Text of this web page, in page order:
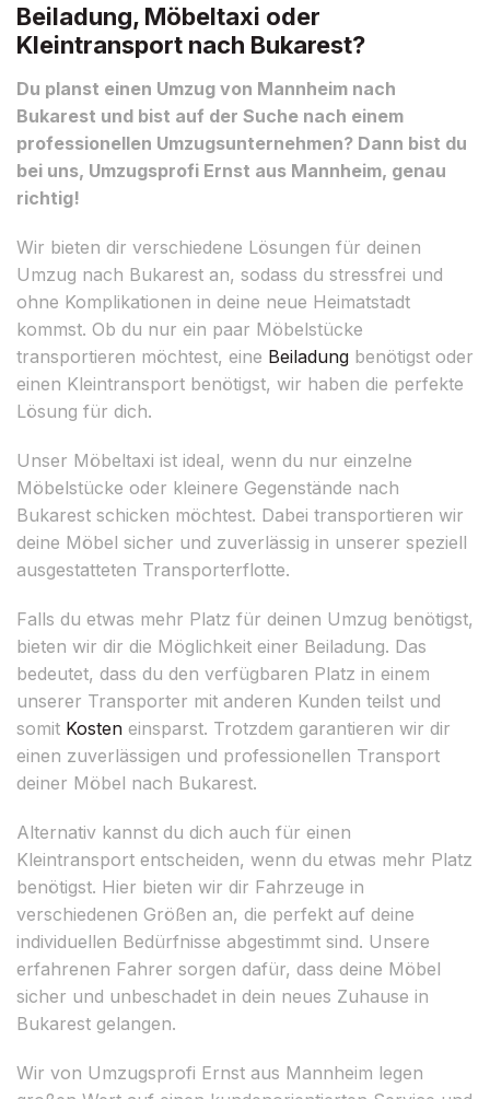
Beiladung, Möbeltaxi oder
Kleintransport nach Bukarest?
Du planst einen Umzug von Mannheim nach
Bukarest und bist auf der Suche nach einem
professionellen Umzugsunternehmen? Dann bist du
bei uns, Umzugsprofi Ernst aus Mannheim, genau
richtig!
Wir bieten dir verschiedene Lösungen für deinen
Umzug nach Bukarest an, sodass du stressfrei und
ohne Komplikationen in deine neue Heimatstadt
kommst. Ob du nur ein paar Möbelstücke
transportieren möchtest, eine Beiladung benötigst oder
einen Kleintransport benötigst, wir haben die perfekte
Lösung für dich.
Unser Möbeltaxi ist ideal, wenn du nur einzelne
Möbelstücke oder kleinere Gegenstände nach
Bukarest schicken möchtest. Dabei transportieren wir
deine Möbel sicher und zuverlässig in unserer speziell
ausgestatteten Transporterflotte.
Falls du etwas mehr Platz für deinen Umzug benötigst,
bieten wir dir die Möglichkeit einer Beiladung. Das
bedeutet, dass du den verfügbaren Platz in einem
unserer Transporter mit anderen Kunden teilst und
somit Kosten einsparst. Trotzdem garantieren wir dir
einen zuverlässigen und professionellen Transport
deiner Möbel nach Bukarest.
Alternativ kannst du dich auch für einen
Kleintransport entscheiden, wenn du etwas mehr Platz
benötigst. Hier bieten wir dir Fahrzeuge in
verschiedenen Größen an, die perfekt auf deine
individuellen Bedürfnisse abgestimmt sind. Unsere
erfahrenen Fahrer sorgen dafür, dass deine Möbel
sicher und unbeschadet in dein neues Zuhause in
Bukarest gelangen.
Wir von Umzugsprofi Ernst aus Mannheim legen